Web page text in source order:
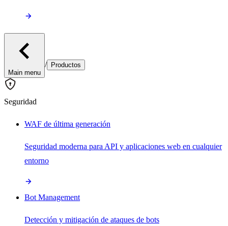
Main menu
/ Productos
Seguridad
WAF de última generación
Seguridad moderna para API y aplicaciones web en cualquier
entorno
Bot Management
Detección y mitigación de ataques de bots